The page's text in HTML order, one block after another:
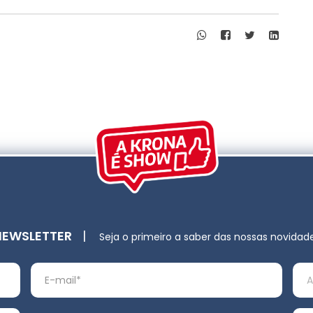
| Seja o primeiro a saber das nossas